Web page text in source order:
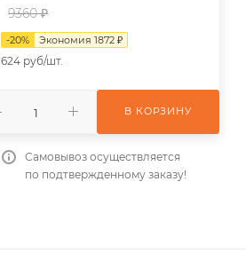
9360 ₽
-20% Экономия1872 ₽
624 руб/шт.
В КОРЗИНУ
Самовывоз осуществляется
по подтвержденному заказу!